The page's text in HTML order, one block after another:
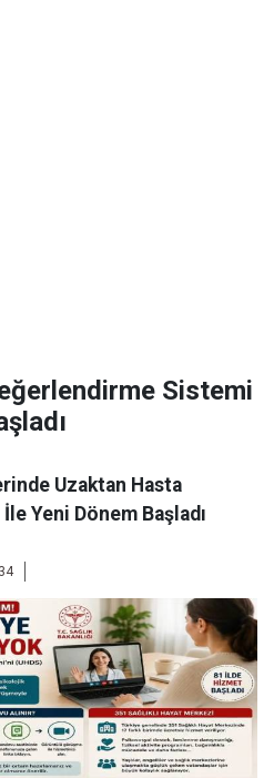
Sistemi
Uzaktan Hasta
Yeni Dönem Başladı